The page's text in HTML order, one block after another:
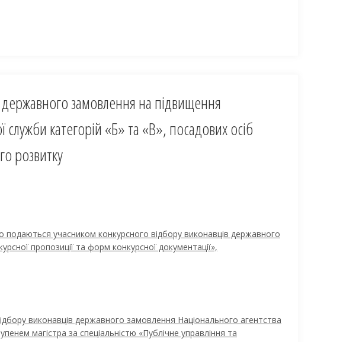
замовлення на підвищення
служби категорій «Б» та «В», посадових осіб
розвитку
учасником конкурсного відбору виконавців державного
пропозиції та форм конкурсної документації»,
виконавців державного замовлення Національного агентства
магістра за спеціальністю «Публічне управління та